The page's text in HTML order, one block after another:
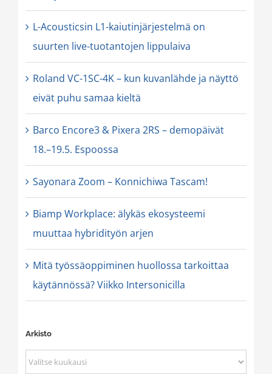
L-Acousticsin L1-kaiutinjärjestelmä on
suurten live-tuotantojen lippulaiva
Roland VC-1SC-4K – kun kuvanlähde ja näyttö
eivät puhu samaa kieltä
Barco Encore3 & Pixera 2RS – demopäivät
18.–19.5. Espoossa
Sayonara Zoom – Konnichiwa Tascam!
Biamp Workplace: älykäs ekosysteemi
muuttaa hybridityön arjen
Mitä työssäoppiminen huollossa tarkoittaa
käytännössä? Viikko Intersonicilla
Arkisto
Arkisto